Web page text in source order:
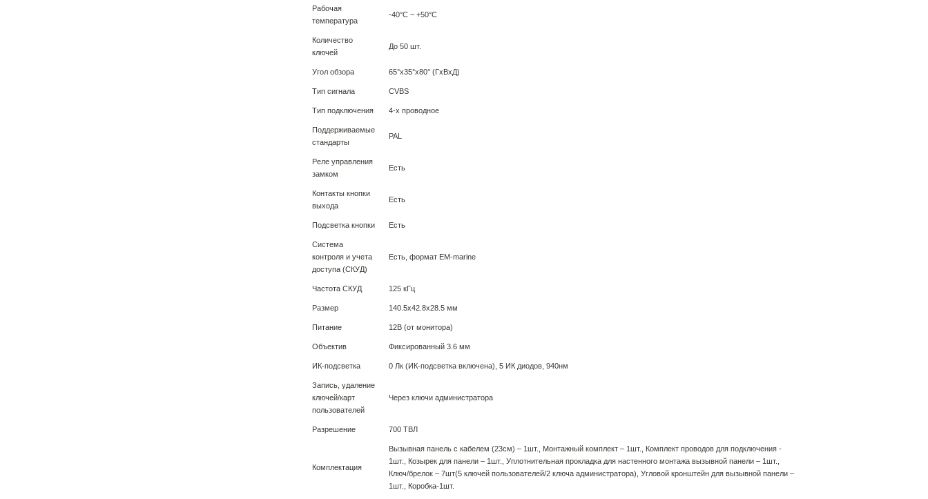
Рабочая
температура
-40°C ~ +50°C
Количество
ключей
До 50 шт.
Угол обзора 65°х35°х80° (ГxВxД)
Тип сигнала CVBS
Тип подключения 4-х проводное
Поддерживаемые
стандарты
PAL
Реле управления
замком
Есть
Контакты кнопки
выхода
Есть
Подсветка кнопки Есть
Система
контроля и учета
доступа (СКУД)
Есть, формат EM-marine
Частота СКУД 125 кГц
Размер 140.5х42.8х28.5 мм
Питание 12В (от монитора)
Объектив Фиксированный 3.6 мм
ИК-подсветка 0 Лк (ИК-подсветка включена), 5 ИК диодов, 940нм
Запись, удаление
ключей/карт
пользователей
Через ключи администратора
Разрешение 700 ТВЛ
Комплектация
Вызывная панель с кабелем (23см) – 1шт., Монтажный комплект – 1шт., Комплект проводов для подключения -
1шт., Козырек для панели – 1шт., Уплотнительная прокладка для настенного монтажа вызывной панели – 1шт.,
Ключ/брелок – 7шт(5 ключей пользователей/2 ключа администратора), Угловой кронштейн для вызывной панели –
1шт., Коробка-1шт.